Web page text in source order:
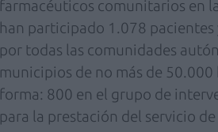
farmacéuticos comunitarios en
han participado 1.078
por todas las comunidades
municipios de no más de
forma: 800 en el grupo de
para la prestación del servicio